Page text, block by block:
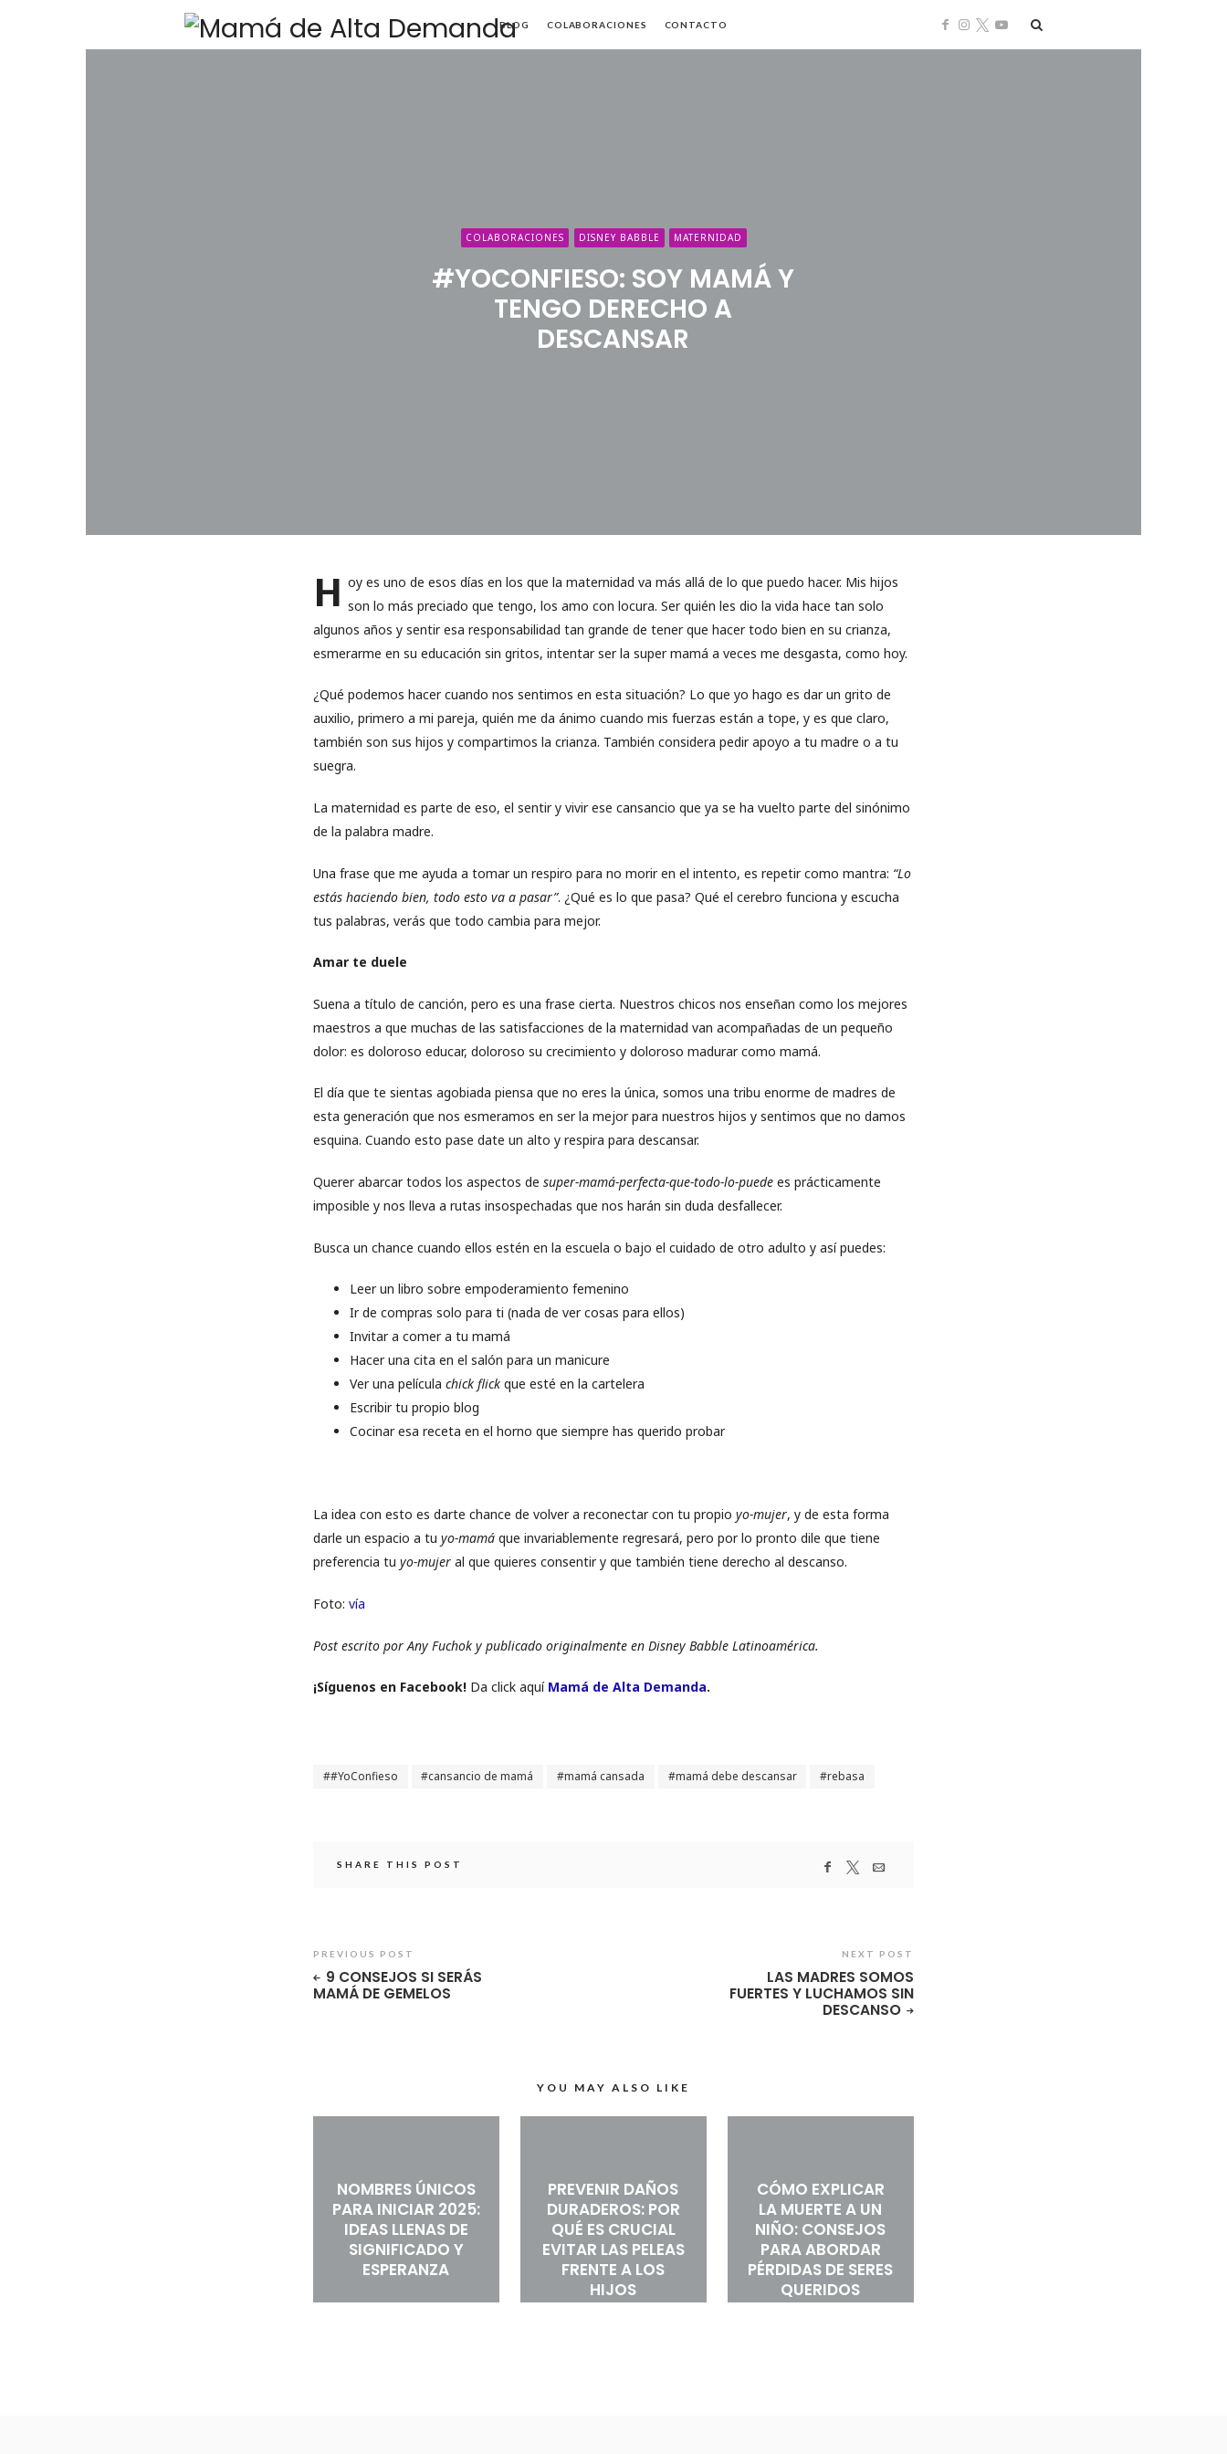
Mamá
de
BLOG COLABORACIONES CONTACTO
COLABORACIONES DISNEY BABBLE MATERNIDAD
#YOCONFIESO: SOY MAMÁ Y
TENGO DERECHO A
DESCANSAR
H oy es uno de esos días en los que la maternidad va más allá de lo que puedo hacer. Mis hijos
son lo más preciado que tengo, los amo con locura. Ser quién les dio la vida hace tan solo
algunos años y sentir esa responsabilidad tan grande de tener que hacer todo bien en su crianza,
esmerarme en su educación sin gritos, intentar ser la super mamá a veces me desgasta, como hoy.
¿Qué podemos hacer cuando nos sentimos en esta situación? Lo que yo hago es dar un grito de
auxilio, primero a mi pareja, quién me da ánimo cuando mis fuerzas están a tope, y es que claro,
también son sus hijos y compartimos la crianza. También considera pedir apoyo a tu madre o a tu
suegra.
La maternidad es parte de eso, el sentir y vivir ese cansancio que ya se ha vuelto parte del sinónimo
de la palabra madre.
Una frase que me ayuda a tomar un respiro para no morir en el intento, es repetir como mantra: “Lo
estás haciendo bien, todo esto va a pasar”. ¿Qué es lo que pasa? Qué el cerebro funciona y escucha
tus palabras, verás que todo cambia para mejor.
Amar te duele
Suena a título de canción, pero es una frase cierta. Nuestros chicos nos enseñan como los mejores
maestros a que muchas de las satisfacciones de la maternidad van acompañadas de un pequeño
dolor: es doloroso educar, doloroso su crecimiento y doloroso madurar como mamá.
El día que te sientas agobiada piensa que no eres la única, somos una tribu enorme de madres de
esta generación que nos esmeramos en ser la mejor para nuestros hijos y sentimos que no damos
esquina. Cuando esto pase date un alto y respira para descansar.
Querer abarcar todos los aspectos de super-mamá-perfecta-que-todo-lo-puede es prácticamente
imposible y nos lleva a rutas insospechadas que nos harán sin duda desfallecer.
Busca un chance cuando ellos estén en la escuela o bajo el cuidado de otro adulto y así puedes:
Leer un libro sobre empoderamiento femenino
Ir de compras solo para ti (nada de ver cosas para ellos)
Invitar a comer a tu mamá
Hacer una cita en el salón para un manicure
Ver una película chick flick que esté en la cartelera
Escribir tu propio blog
Cocinar esa receta en el horno que siempre has querido probar
La idea con esto es darte chance de volver a reconectar con tu propio yo-mujer, y de esta forma
darle un espacio a tu yo-mamá que invariablemente regresará, pero por lo pronto dile que tiene
preferencia tu yo-mujer al que quieres consentir y que también tiene derecho al descanso.
Foto: vía
Post escrito por Any Fuchok y publicado originalmente en Disney Babble Latinoamérica.
¡Sí­guenos en Facebook! Da click aquí Mamá de Alta Demanda.
#YoConfieso cansancio de mamá mamá cansada mamá debe descansar rebasa
SHARE THIS POST
PREVIOUS POST
9 CONSEJOS SI SERÁS
MAMÁ DE GEMELOS
NEXT POST
LAS MADRES SOMOS
FUERTES Y LUCHAMOS SIN
DESCANSO
YOU MAY ALSO LIKE
NOMBRES ÚNICOS
PARA INICIAR 2025:
IDEAS LLENAS DE
SIGNIFICADO Y
ESPERANZA
PREVENIR DAÑOS
DURADEROS: POR
QUÉ ES CRUCIAL
EVITAR LAS PELEAS
FRENTE A LOS
HIJOS
CÓMO EXPLICAR
LA MUERTE A UN
NIÑO: CONSEJOS
PARA ABORDAR
PÉRDIDAS DE SERES
QUERIDOS